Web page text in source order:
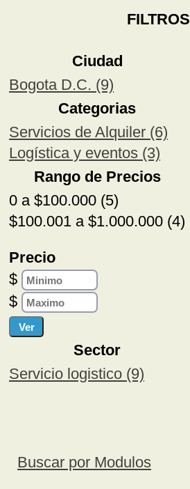
FILTROS
Ciudad
Bogota D.C. (9)
Categorias
Servicios de Alquiler (6)
Logística y eventos (3)
Rango de Precios
0 a $100.000 (5)
$100.001 a $1.000.000 (4)
Precio
$
$
Sector
Servicio logistico (9)
Buscar por Modulos